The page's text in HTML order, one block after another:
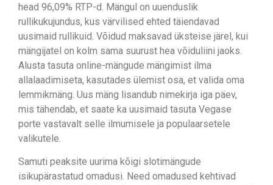
head 96,09% RTP-d. Mängul on uuenduslik
rullikukujundus, kus värvilised ehted täiendavad
uusimaid rullikuid. Võidud maksavad üksteise järel, kui
mängijatel on kolm sama suurust hea võiduliini jaoks.
Alusta tasuta online-mängude mängimist ilma
allalaadimiseta, kasutades ülemist osa, et valida oma
lemmikmäng. Uus mäng lisandub nimekirja iga päev,
mis tähendab, et saate ka uusimaid tasuta Vegase
porte vastavalt selle ilmumisele ja populaarsetele
valikutele.
Samuti peaksite uurima kõigi slotimängude
isikupärastatud omadusi. Need omadused kehtivad